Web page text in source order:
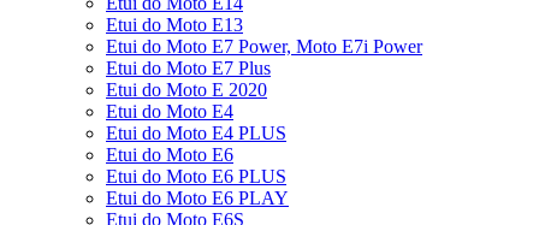
Etui do Moto E13
Etui do Moto E7 Power, Moto E7i Power
Etui do Moto E7 Plus
Etui do Moto E 2020
Etui do Moto E4
Etui do Moto E4 PLUS
Etui do Moto E6
Etui do Moto E6 PLUS
Etui do Moto E6 PLAY
Etui do Moto E6S